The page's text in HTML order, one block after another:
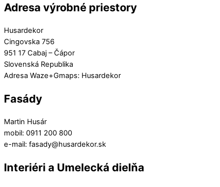
Adresa výrobné priestory
Husardekor
Cingovska 756
951 17 Cabaj – Čápor
Slovenská Republika
Adresa Waze+Gmaps: Husardekor
Fasády
Martin Husár
mobil: 0911 200 800
e-mail: fasady@husardekor.sk
Interiéri a Umelecká dielňa